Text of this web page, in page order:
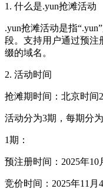
1. 什么是.yun抢滩活动
.yun抢滩活动是指
段。支持用户通过预注
缀的域名。
2. 活动时间
抢滩期时间：北京时间
活动分为3期，每期分
1期：
预注册时间：2025年10
竞价时间：2025年11月